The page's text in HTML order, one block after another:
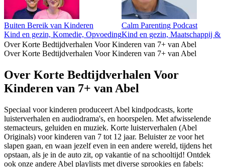
Buiten Bereik van Kinderen
Kind en gezin, Komedie, Opvoeding
Calm Parenting Podcast
Kind en gezin, Maatschappij &
Over Korte Bedtijdverhalen Voor Kinderen van 7+ van Abel
Over Korte Bedtijdverhalen Voor Kinderen van 7+ van Abel
Over Korte Bedtijdverhalen Voor
Kinderen van 7+ van Abel
Speciaal voor kinderen produceert Abel kindpodcasts, korte
luisterverhalen en audiodrama's, en hoorspelen. Met afwisselende
stemacteurs, geluiden en muziek. Korte luisterverhalen (Abel
Originals) voor kinderen van 7 tot 12 jaar. Beluister ze voor het
slapen gaan, en waan jezelf even in een andere wereld, tijdens het
opstaan, als je in de auto zit, op vakantie of na schooltijd! Ontdek
ook onze andere Abel playlists met diverse sprookjes en fabels: